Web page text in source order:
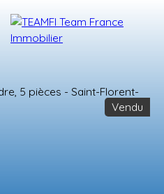
Vendu